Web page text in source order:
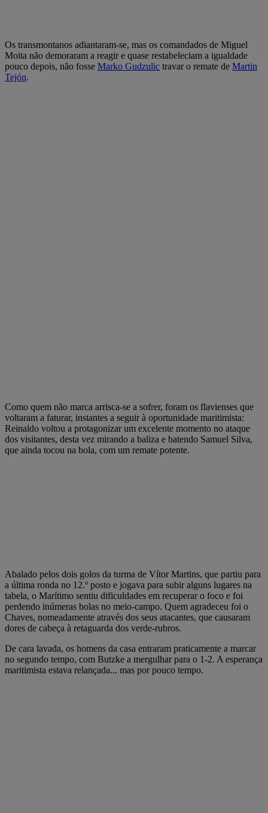
Os transmontanos adiantaram-se, mas os comandados de Miguel
Moita não demoraram a reagir e quase restabeleciam a igualdade
pouco depois, não fosse Marko Gudzulic travar o remate de Martin
Tejón.
Como quem não marca arrisca-se a sofrer, foram os flavienses que
voltaram a faturar, instantes a seguir à oportunidade maritimista:
Reinaldo voltou a protagonizar um excelente momento no ataque
dos visitantes, desta vez mirando a baliza e batendo Samuel Silva,
que ainda tocou na bola, com um remate potente.
Abalado pelos dois golos da turma de Vítor Martins, que partiu para
a última ronda no 12.º posto e jogava para subir alguns lugares na
tabela, o Marítimo sentiu dificuldades em recuperar o foco e foi
perdendo inúmeras bolas no meio-campo. Quem agradeceu foi o
Chaves, nomeadamente através dos seus atacantes, que causaram
dores de cabeça à retaguarda dos verde-rubros.
De cara lavada, os homens da casa entraram praticamente a marcar
no segundo tempo, com Butzke a mergulhar para o 1-2. A esperança
maritimista estava relançada... mas por pouco tempo.